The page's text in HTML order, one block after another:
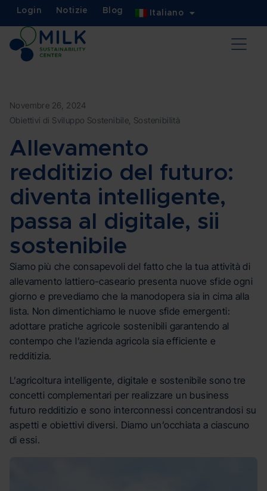
Login Notizie Blog Italiano
Novembre 26, 2024
Obiettivi di Sviluppo Sostenibile Sostenibilità
Allevamento
redditizio del futuro:
diventa intelligente,
passa al digitale, sii
sostenibile
Siamo più che consapevoli del fatto che la tua attività di
allevamento lattiero-caseario presenta nuove sfide ogni
giorno e prevediamo che la manodopera sia in cima alla
lista. Non dimentichiamo le nuove sfide emergenti:
adottare pratiche agricole sostenibili garantendo al
contempo che l’azienda agricola sia efficiente e
redditizia.
L’agricoltura intelligente, digitale e sostenibile sono tre
concetti complementari per realizzare un business
futuro redditizio e sono interconnessi concentrandosi su
aspetti e obiettivi diversi. Diamo un’occhiata a ciascuno
di essi.